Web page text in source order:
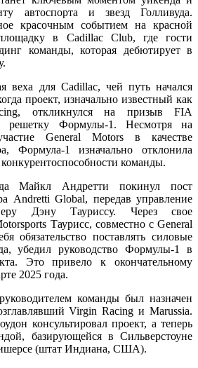
автоспорта и звезд Голливуда.
красочным событием на красной
в Cadillac Club, где гости
команды, которая дебютирует в
веха для Cadillac, чей путь начался
проект, изначально известный как
откликнулся на призыв FIA
решетку Формулы-1. Несмотря на
General Motors в качестве
Формула-1 изначально отклонила
команды.
Майкл Андретти покинул пост
Andretti Global, передав управление
Дэну Тауриссу. Через свое
Таурисс, совместно с General
обязательство поставлять силовые
убедил руководство Формулы-1 в
Это привело к окончательному
2025 года.
команды был назначен
Virgin Racing и Marussia.
консультировал проект, а теперь
базирующейся в Сильверстоуне
(штат Индиана, США).